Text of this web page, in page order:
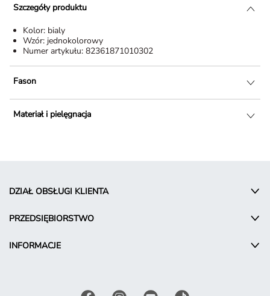
Szczegóły produktu
Kolor: bialy
Wzór: jednokolorowy
Numer artykułu: 82361871010302
Fason
Materiał i pielęgnacja
DZIAŁ OBSŁUGI KLIENTA
PRZEDSIĘBIORSTWO
INFORMACJE